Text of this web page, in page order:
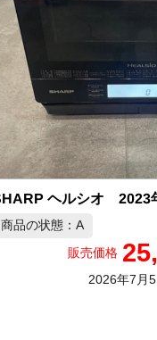
商品の状態：A
販売価格
2026年7月